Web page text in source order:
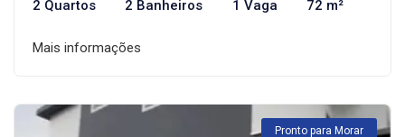
2 Quartos 2 Banheiros 1 Vaga 72 m²
Mais informações
Pronto para Morar